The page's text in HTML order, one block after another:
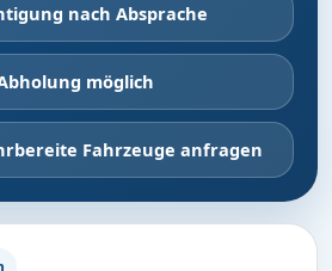
nach Absprache
möglich
Fahrzeuge anfragen